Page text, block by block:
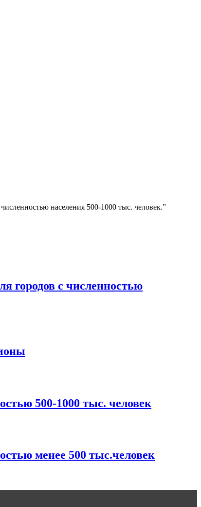
населения 500-1000 тыс. человек.”
городов с численностью
500-1000 тыс. человек
менее 500 тыс.человек